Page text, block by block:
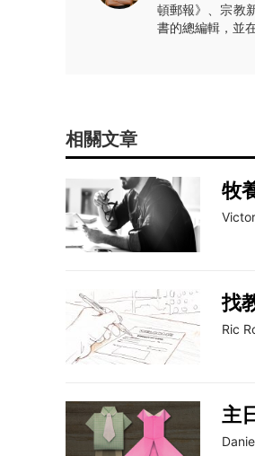
頓郵報》、宗教
書的總編輯，並
相關文章
牧
找
Ric
主